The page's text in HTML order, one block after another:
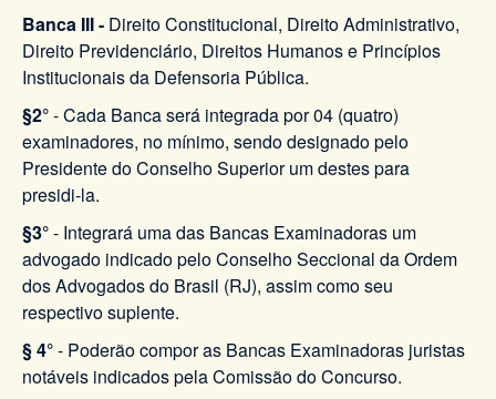
Banca III - Direito Constitucional, Direito Administrativo,
Direito Previdenciário, Direitos Humanos e Princípios
Institucionais da Defensoria Pública.
§2°- Cada Banca será integrada por 04 (quatro)
examinadores, no mínimo, sendo designado pelo
Presidente do Conselho Superior um destes para
presidi-la.
§3°- Integrará uma das Bancas Examinadoras um
advogado indicado pelo Conselho Seccional da Ordem
dos Advogados do Brasil (RJ), assim como seu
respectivo suplente.
§ 4°- Poderão compor as Bancas Examinadoras juristas
notáveis indicados pela Comissão do Concurso.